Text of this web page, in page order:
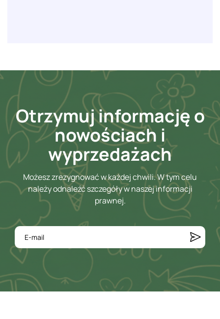
Otrzymuj informację o
nowościach i
wyprzedażach
Możesz zrezygnować w każdej chwili. W tym celu
należy odnaleźć szczegóły w naszej informacji
prawnej.